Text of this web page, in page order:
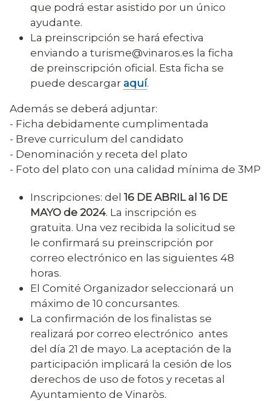
que podrá estar asistido por un único
ayudante.
La preinscripción se hará efectiva
enviando a turisme@vinaros.es la ficha
de preinscripción oficial. Esta ficha se
puede descargaraquí.
Además se deberá adjuntar:
- Ficha debidamente cumplimentada
- Breve curriculum del candidato
- Denominación y receta del plato
- Foto del plato con una calidad mínima de 3MP
Inscripciones: del16 DE ABRIL al 16 DE
MAYO de 2024. La inscripción es
gratuita. Una vez recibida la solicitud se
le confirmará su preinscripción por
correo electrónico en las siguientes 48
horas.
El Comité Organizador seleccionará un
máximo de 10 concursantes.
La confirmación de los finalistas se
realizará por correo electrónico antes
del día 21 de mayo. La aceptación de la
participación implicará la cesión de los
derechos de uso de fotos y recetas al
Ayuntamiento de Vinaròs.